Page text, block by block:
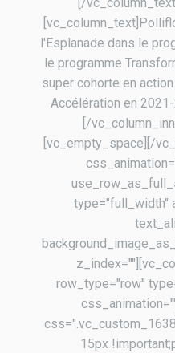
[/
l'Esplanade dans le
le programme
super cohorte en
Accélération en
[/
[vc_empty_space][/
type="full_width"
row_type="row"
15px